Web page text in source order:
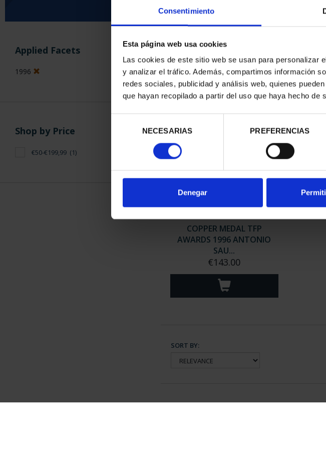
Consentimiento
Esta página web usa cookies
Las cookies de este sitio web se usan para personalizar
y analizar el tráfico. Además, compartimos información
redes sociales, publicidad y análisis web, quienes
que hayan recopilado a partir del uso que haya hecho de
consentimiento
NECESARIAS PREFERENCIAS
Denegar
Applied Facets
1996
Shop by Price
€50-€199,99 (1)
SORT BY:
1 Products found
COPPER MEDAL TFP
AWARDS 1996 ANTONIO
SAU...
€143.00
SORT BY: